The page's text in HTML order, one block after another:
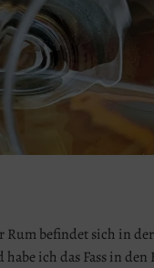
Rum befindet sich in
ich das Fass in den